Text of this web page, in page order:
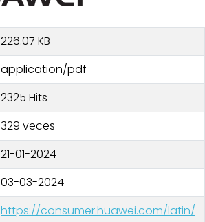
226.07 KB
application/pdf
2325 Hits
329 veces
21-01-2024
03-03-2024
https://consumer.huawei.com/latin/